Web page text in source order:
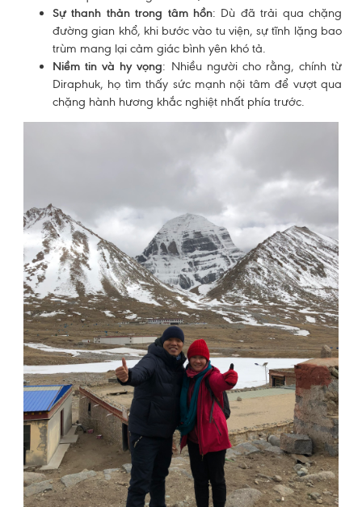
Sự thanh thản trong tâm hồn: Dù đã trải qua chặng
đường gian khổ, khi bước vào tu viện, sự tĩnh lặng bao
trùm mang lại cảm giác bình yên khó tả.
Niềm tin và hy vọng: Nhiều người cho rằng, chính từ
Diraphuk, họ tìm thấy sức mạnh nội tâm để vượt qua
chặng hành hương khắc nghiệt nhất phía trước.